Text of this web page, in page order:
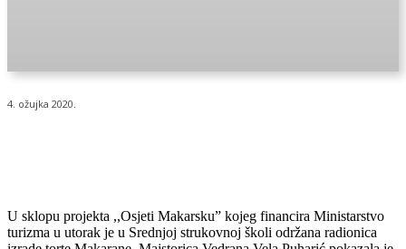
4. ožujka 2020.
U sklopu projekta ,,Osjeti Makarsku” kojeg financira Ministarstvo
turizma u utorak je u Srednjoj strukovnoj školi održana radionica